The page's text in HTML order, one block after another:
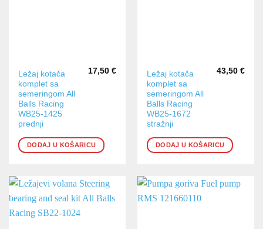
Ležaj kotača
komplet sa
semeringom All
Balls Racing
WB25-1425
prednji
17,50 €
DODAJ U KOŠARICU
Ležaj kotača
komplet sa
semeringom All
Balls Racing
WB25-1672
stražnji
43,50 €
DODAJ U KOŠARICU